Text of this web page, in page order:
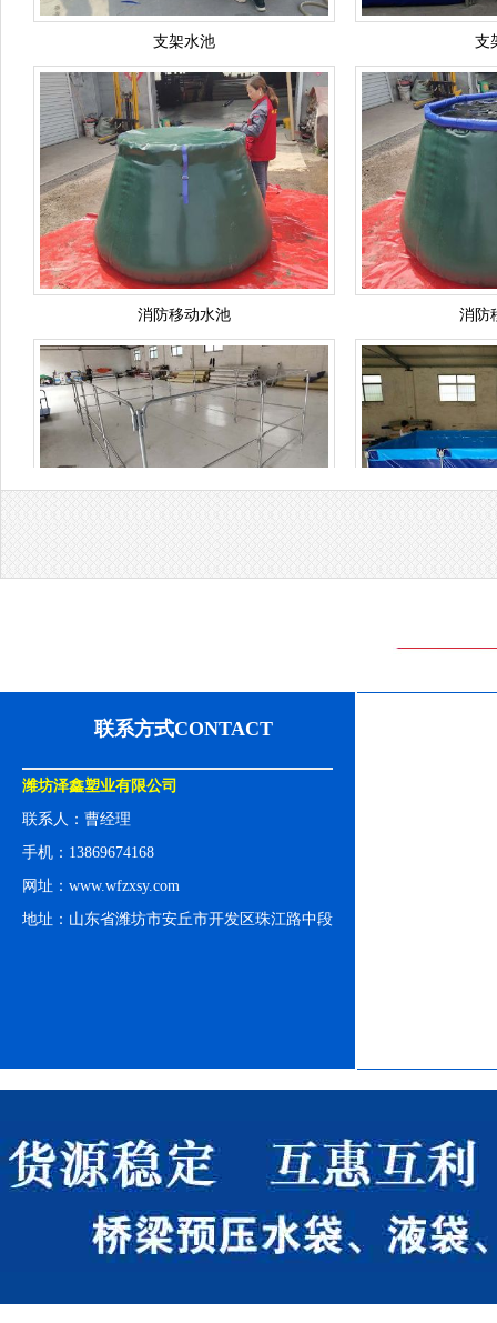
支架水池 支
消防移动水池 消防
支架水池 支
联系方式CONTACT
潍坊泽鑫塑业有限公司
联系人：曹经理
手机：13869674168
网址：www.wfzxsy.com
地址：山东省潍坊市安丘市开发区珠江路中段